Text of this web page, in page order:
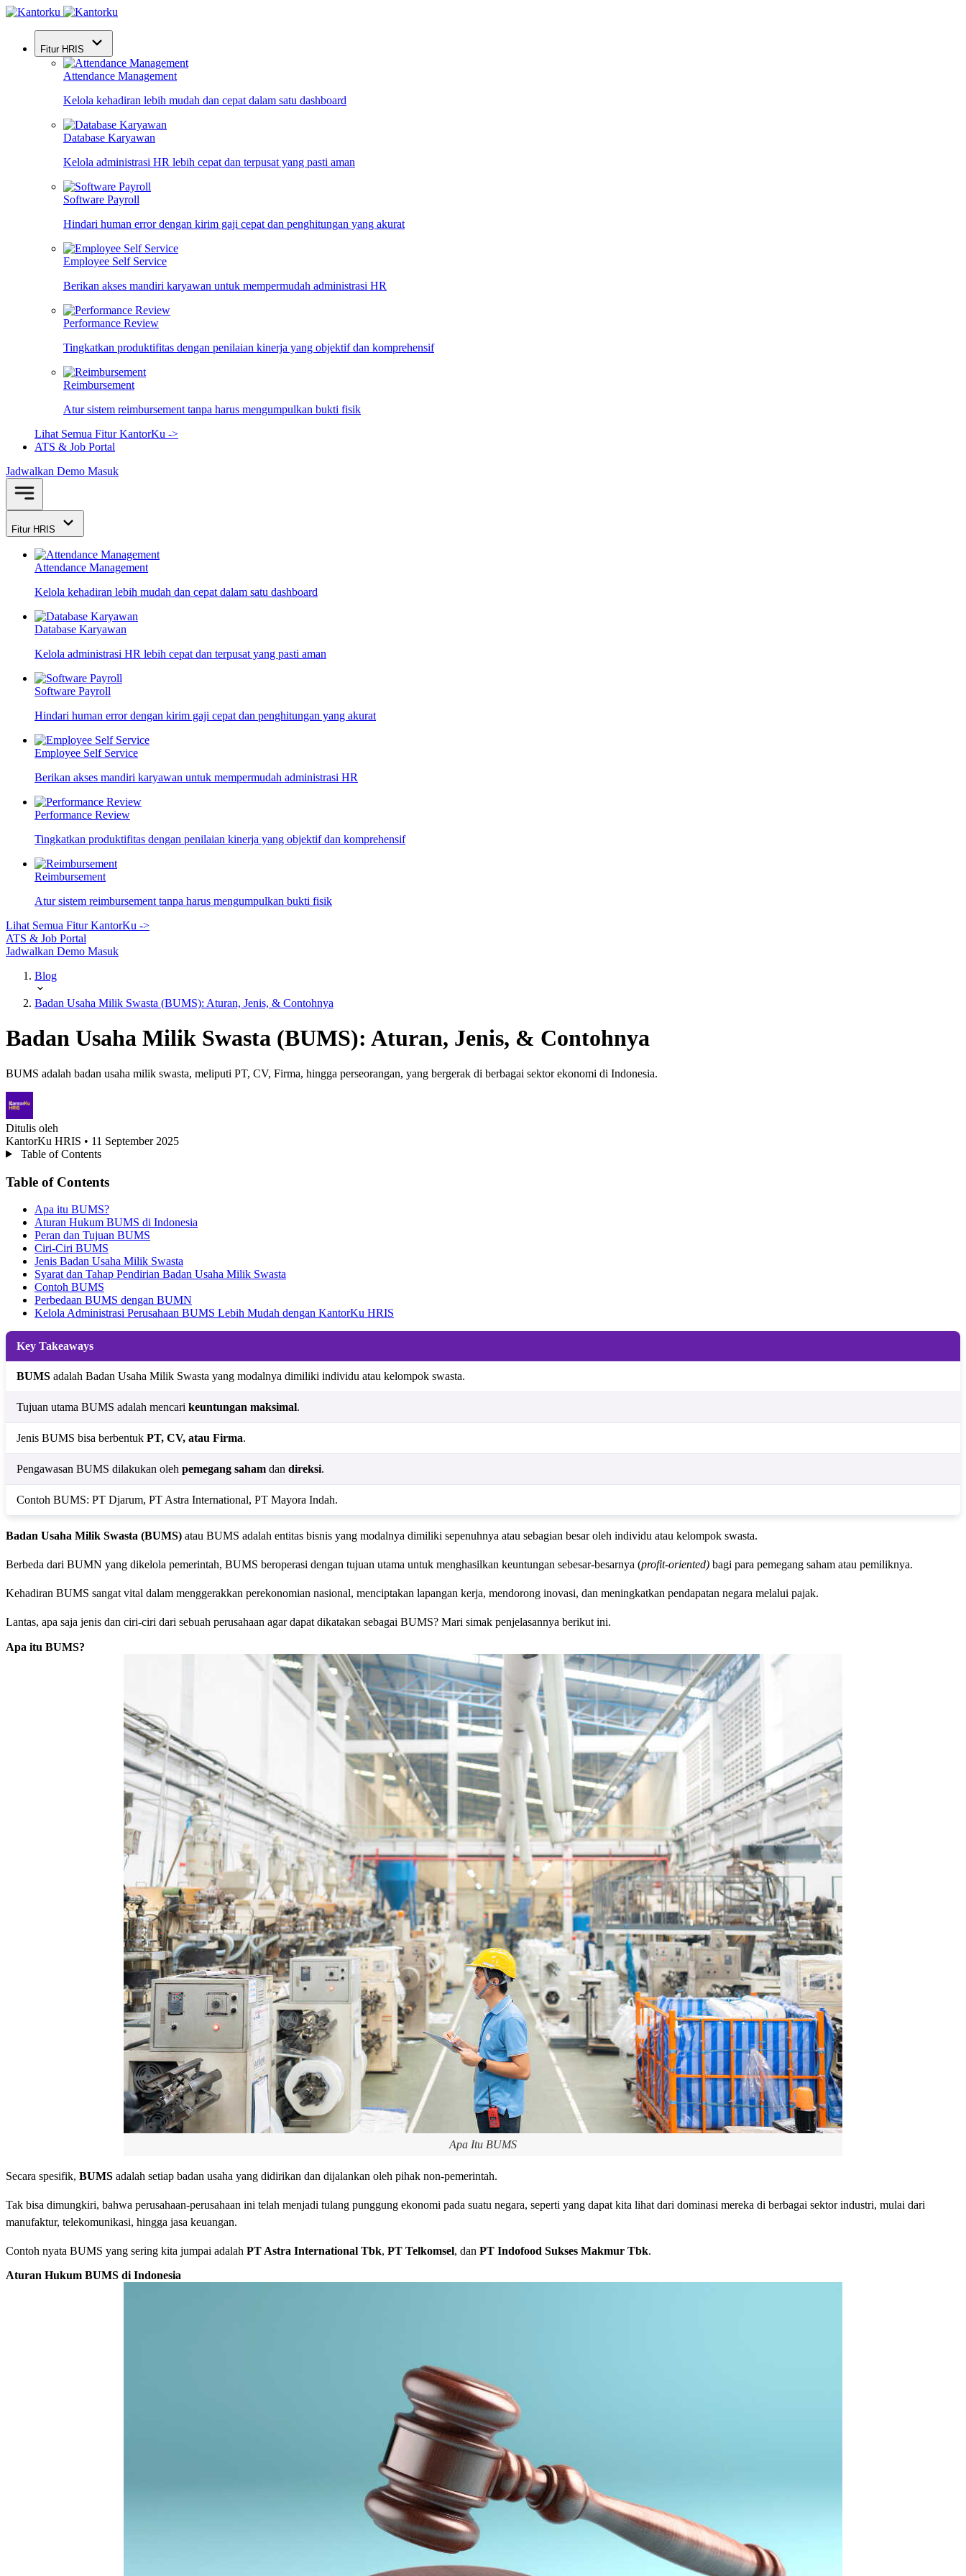
Fitur HRIS
Attendance Management
Kelola kehadiran lebih mudah dan cepat dalam satu dashboard
Database Karyawan
Kelola administrasi HR lebih cepat dan terpusat yang pasti aman
Software Payroll
Hindari human error dengan kirim gaji cepat dan penghitungan yang akurat
Employee Self Service
Berikan akses mandiri karyawan untuk mempermudah administrasi HR
Performance Review
Tingkatkan produktifitas dengan penilaian kinerja yang objektif dan komprehensif
Reimbursement
Atur sistem reimbursement tanpa harus mengumpulkan bukti fisik
Lihat Semua Fitur KantorKu ->
ATS & Job Portal
Jadwalkan Demo Masuk
Fitur HRIS
Attendance Management
Kelola kehadiran lebih mudah dan cepat dalam satu dashboard
Database Karyawan
Kelola administrasi HR lebih cepat dan terpusat yang pasti aman
Software Payroll
Hindari human error dengan kirim gaji cepat dan penghitungan yang akurat
Employee Self Service
Berikan akses mandiri karyawan untuk mempermudah administrasi HR
Performance Review
Tingkatkan produktifitas dengan penilaian kinerja yang objektif dan komprehensif
Reimbursement
Atur sistem reimbursement tanpa harus mengumpulkan bukti fisik
Lihat Semua Fitur KantorKu ->
ATS & Job Portal
Jadwalkan Demo Masuk
Blog
Badan Usaha Milik Swasta (BUMS): Aturan, Jenis, & Contohnya
Badan Usaha Milik Swasta (BUMS): Aturan, Jenis, & Contohnya
BUMS adalah badan usaha milik swasta, meliputi PT, CV, Firma, hingga perseorangan, yang bergerak di berbagai sektor ekonomi di Indonesia.
Ditulis oleh
KantorKu HRIS • 11 September 2025
Table of Contents
Table of Contents
Apa itu BUMS?
Aturan Hukum BUMS di Indonesia
Peran dan Tujuan BUMS
Ciri-Ciri BUMS
Jenis Badan Usaha Milik Swasta
Syarat dan Tahap Pendirian Badan Usaha Milik Swasta
Contoh BUMS
Perbedaan BUMS dengan BUMN
Kelola Administrasi Perusahaan BUMS Lebih Mudah dengan KantorKu HRIS
Key Takeaways
BUMS adalah Badan Usaha Milik Swasta yang modalnya dimiliki individu atau kelompok swasta.
Tujuan utama BUMS adalah mencari keuntungan maksimal.
Jenis BUMS bisa berbentuk PT, CV, atau Firma.
Pengawasan BUMS dilakukan oleh pemegang saham dan direksi.
Contoh BUMS: PT Djarum, PT Astra International, PT Mayora Indah.
Badan Usaha Milik Swasta (BUMS) atau BUMS adalah entitas bisnis yang modalnya dimiliki sepenuhnya atau sebagian besar oleh individu atau kelompok swasta.
Berbeda dari BUMN yang dikelola pemerintah, BUMS beroperasi dengan tujuan utama untuk menghasilkan keuntungan sebesar-besarnya (profit-oriented) bagi para pemegang saham atau pemiliknya.
Kehadiran BUMS sangat vital dalam menggerakkan perekonomian nasional, menciptakan lapangan kerja, mendorong inovasi, dan meningkatkan pendapatan negara melalui pajak.
Lantas, apa saja jenis dan ciri-ciri dari sebuah perusahaan agar dapat dikatakan sebagai BUMS? Mari simak penjelasannya berikut ini.
Apa itu BUMS?
Apa Itu BUMS
Secara spesifik, BUMS adalah setiap badan usaha yang didirikan dan dijalankan oleh pihak non-pemerintah.
Tak bisa dimungkiri, bahwa perusahaan-perusahaan ini telah menjadi tulang punggung ekonomi pada suatu negara, seperti yang dapat kita lihat dari dominasi mereka di berbagai sektor industri, mulai dari
manufaktur, telekomunikasi, hingga jasa keuangan.
Contoh nyata BUMS yang sering kita jumpai adalah PT Astra International Tbk, PT Telkomsel, dan PT Indofood Sukses Makmur Tbk.
Aturan Hukum BUMS di Indonesia